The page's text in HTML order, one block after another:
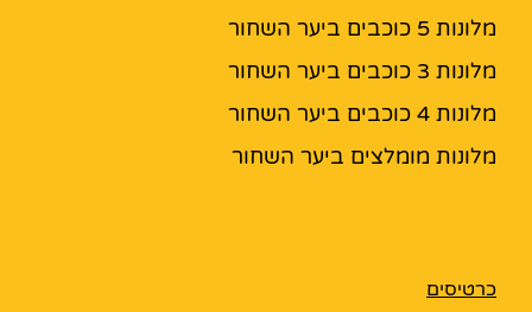
מלונות 5 כוכבים ביער השחור
מלונות 3 כוכבים ביער השחור
מלונות 4 כוכבים ביער השחור
מלונות מומלצים ביער השחור
כרטיסים